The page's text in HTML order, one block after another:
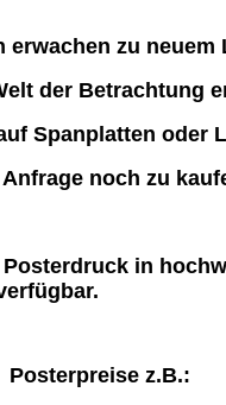
erwachen zu neuem
der Betrachtung
Spanplatten oder
noch zu
in
Posterpreise z.B.: